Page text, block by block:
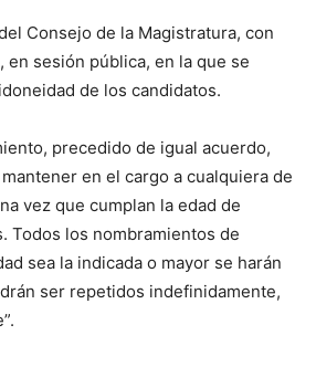
Consejo de la Magistratura, con
en sesión pública, en la que se
de los candidatos.
precedido de igual acuerdo,
en el cargo a cualquiera de
vez que cumplan la edad de
Todos los nombramientos de
sea la indicada o mayor se harán
ser repetidos indefinidamente,